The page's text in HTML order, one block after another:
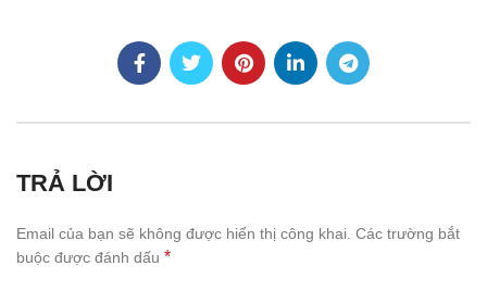
TRẢ LỜI
Email của bạn sẽ không được hiển thị công khai. Các trường bắt
buộc được đánh dấu *